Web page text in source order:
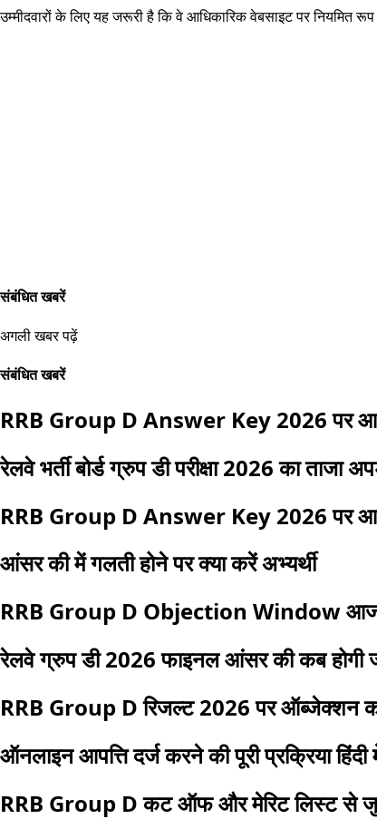
उम्मीदवारों के लिए यह जरूरी है कि वे आधिकारिक वेबसाइट पर नियमित
संबंधित खबरें
अगली खबर पढ़ें
संबंधित खबरें
RRB Group D Answer Key 2026 पर
रेलवे भर्ती बोर्ड ग्रुप डी परीक्षा 2026 का ताजा
RRB Group D Answer Key 2026 पर
आंसर की में गलती होने पर क्या करें अभ्यर्थी
RRB Group D Objection Window आज
रेलवे ग्रुप डी 2026 फाइनल आंसर की कब होगी
RRB Group D रिजल्ट 2026 पर ऑब्जेक्शन
ऑनलाइन आपत्ति दर्ज करने की पूरी प्रक्रिया हिंदी
RRB Group D कट ऑफ और मेरिट लिस्ट से